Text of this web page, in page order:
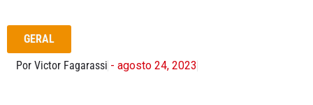
GERAL
Por Victor Fagarassi - agosto 24, 2023